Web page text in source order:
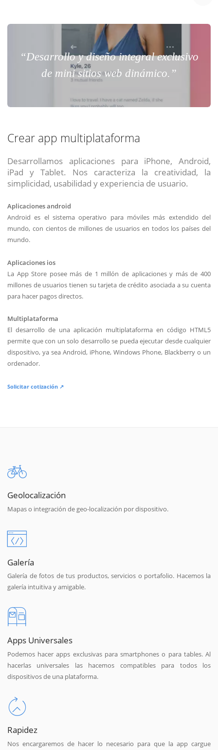
“Desarrollo y diseño integral exclusivo
de mini sitios web dinámico.”
Crear app multiplataforma
Desarrollamos aplicaciones para iPhone, Android,
iPad y Tablet. Nos caracteriza la creatividad, la
simplicidad, usabilidad y experiencia de usuario.
Aplicaciones android
Android es el sistema operativo para móviles más extendido del
mundo, con cientos de millones de usuarios en todos los países del
mundo.
Aplicaciones ios
La App Store posee más de 1 millón de aplicaciones y más de 400
millones de usuarios tienen su tarjeta de crédito asociada a su cuenta
para hacer pagos directos.
Multiplataforma
El desarrollo de una aplicación multiplataforma en código HTML5
permite que con un solo desarrollo se pueda ejecutar desde cualquier
dispositivo, ya sea Android, iPhone, Windows Phone, Blackberry o un
ordenador.
Solicitar cotización ↗
Geolocalización
Mapas o integración de geo-localización por dispositivo.
Galería
Galería de fotos de tus productos, servicios o portafolio. Hacemos la
galería intuitiva y amigable.
Apps Universales
Podemos hacer apps exclusivas para smartphones o para tables. Al
hacerlas universales las hacemos compatibles para todos los
dispositivos de una plataforma.
Rapidez
Nos encargaremos de hacer lo necesario para que la app cargue